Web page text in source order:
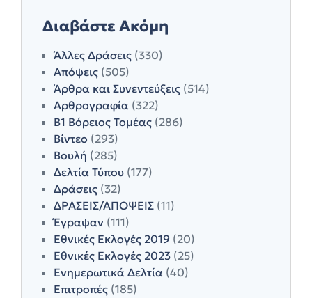
Διαβάστε Ακόμη
Άλλες Δράσεις (330)
Απόψεις (505)
Άρθρα και Συνεντεύξεις (514)
Αρθρογραφία (322)
Β1 Βόρειος Τομέας (286)
Βίντεο (293)
Βουλή (285)
Δελτία Τύπου (177)
Δράσεις (32)
ΔΡΑΣΕΙΣ/ΑΠΟΨΕΙΣ (11)
Έγραψαν (111)
Εθνικές Εκλογές 2019 (20)
Εθνικές Εκλογές 2023 (25)
Ενημερωτικά Δελτία (40)
Επιτροπές (185)